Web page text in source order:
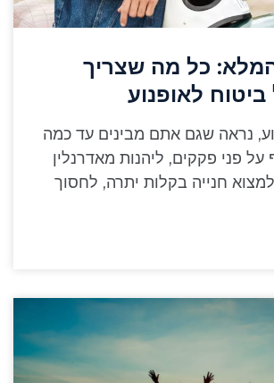
כל מה שצריך
לאופנוע
נראה שגם אתם מבינים עד כמה
פני פקקים, ליהנות מאדרנלין
חנייה בקלות יתרה, לחסוך